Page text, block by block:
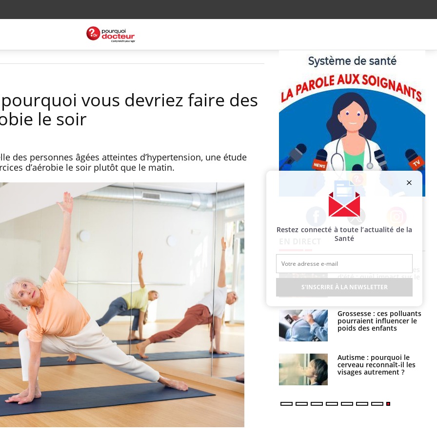
vous devriez faire des
le soir
des personnes âgées atteintes d’hypertension, une étude
d’aérobie le soir plutôt que le matin.
Facebook Twitter Instagram
Comment gérer le
sommeil des enfants en
vacances ?
Bilan prévention : ce que
les kinés pourront
bientôt faire
TDAH : quel est ce
traitement autorisé aux
Cerveau : le mystère de la
"madeleine de Proust"
enfin expliqué
Intolérance au gluten : les
nouvelles
recommandations de la
Insuffisance cardiaque :
comment mieux la
prévenir
d'été : quel impact sur le
sommeil ?
Grossesse : ces polluants
pourraient influencer le
poids des enfants
Autisme : pourquoi le
cerveau reconnaît-il les
visages autrement ?
Restez connecté à toute l’actualité de la
Santé
S'INSCRIRE À LA NEWSLETTER